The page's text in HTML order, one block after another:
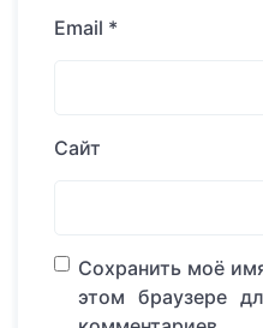
Email *
Сайт
Сохранить моё
этом браузере